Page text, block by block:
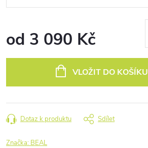
od 3 090 Kč
VLOŽIT DO KOŠÍKU
Dotaz k produktu Sdílet
Značka: BEAL